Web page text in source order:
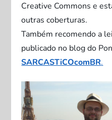
Creative Commons e
outras coberturas.
Também recomendo a
publicado no blog do
SARCASTiCOcomBR.